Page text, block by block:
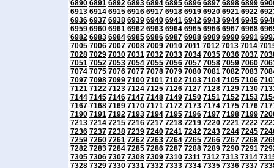
6890 6891 6892 6893 6894 6895 6896 6897 6898 6899
6913 6914 6915 6916 6917 6918 6919 6920 6921 6922
6936 6937 6938 6939 6940 6941 6942 6943 6944 6945
6959 6960 6961 6962 6963 6964 6965 6966 6967 6968
6982 6983 6984 6985 6986 6987 6988 6989 6990 6991
7005 7006 7007 7008 7009 7010 7011 7012 7013 7014
7028 7029 7030 7031 7032 7033 7034 7035 7036 7037
7051 7052 7053 7054 7055 7056 7057 7058 7059 7060
7074 7075 7076 7077 7078 7079 7080 7081 7082 7083
7097 7098 7099 7100 7101 7102 7103 7104 7105 7106
7121 7122 7123 7124 7125 7126 7127 7128 7129 7130
7144 7145 7146 7147 7148 7149 7150 7151 7152 7153
7167 7168 7169 7170 7171 7172 7173 7174 7175 7176
7190 7191 7192 7193 7194 7195 7196 7197 7198 7199
7213 7214 7215 7216 7217 7218 7219 7220 7221 7222
7236 7237 7238 7239 7240 7241 7242 7243 7244 7245
7259 7260 7261 7262 7263 7264 7265 7266 7267 7268
7282 7283 7284 7285 7286 7287 7288 7289 7290 7291
7305 7306 7307 7308 7309 7310 7311 7312 7313 7314
7328 7329 7330 7331 7332 7333 7334 7335 7336 7337